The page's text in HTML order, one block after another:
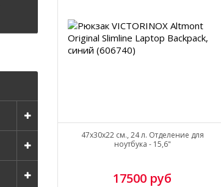
47x30x22 см., 24 л. Отделение для
ноутбука - 15,6"
17500 руб